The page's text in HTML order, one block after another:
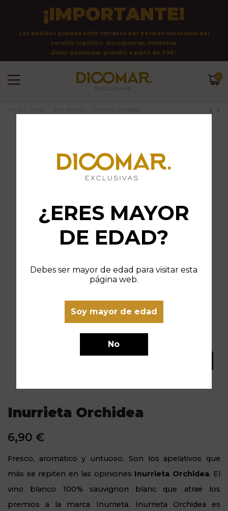
¿ERES MAYOR
DE EDAD?
Debes ser mayor de edad para visitar esta
página web.
Soy mayor de edad
No
¡IMPORTANTE!
Los pedidos pueden sufrir retrasos por período vacacional del
servicio logístico, disculpen las molestias
¡Envío peninsular gratuito a partir de 99€!
0
Inurrieta Orchidea
6,90 €
Fresco, aromático y untuoso. Son los apelativos que
más se repiten en las opiniones Inurrieta Orchidea. El
vino blanco 100% sauvignon blanc que atrae los
premios a la marca Inurrieta. Inurrieta Orchidea es